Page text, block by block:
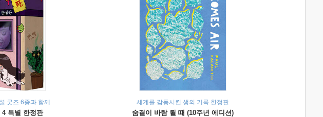
굿즈 6종과 함께
4 특별 한정판
세계를 감동시킨 생의 기록 한정판
숨결이 바람 될 때 (10주년 에디션)